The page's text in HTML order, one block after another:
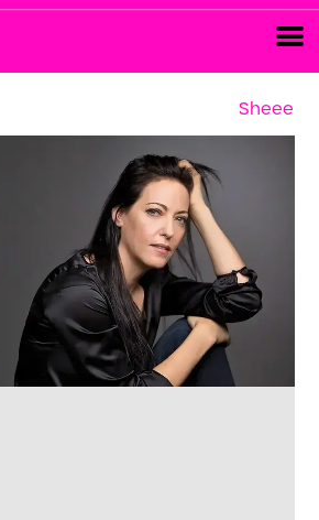
Sheee